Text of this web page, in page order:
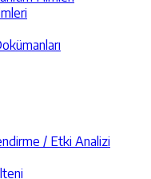
/ Etki Analizi